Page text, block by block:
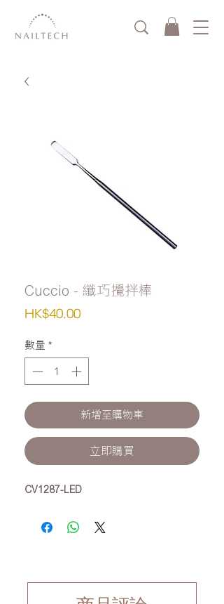
Cuccio - 纖巧攪拌棒
HK$40.00價
數量 *
新增至購物車
立即購買
CV1287-LED